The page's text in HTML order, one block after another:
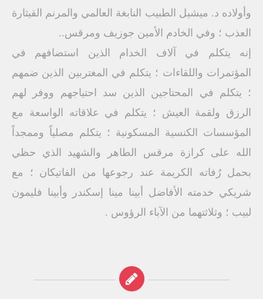
وأولاده د. ميشيل الطبيب النابغة العالمي والمرنم القيثارة
العذب ؛ وفي الخادم الأمين جوزيف ومرقس..
إنه يتكلم في آلاف الخدام الذين استضافهم في
المؤتمرات واللقاءات ؛ يتكلم في المغتربين الذين ضمهم
؛ يتكلم في المحتاجين الذين سد احتياجهم ووفر لهم
الرزق ولقمة العيش ؛ يتكلم في علاقاته الواسعة مع
المؤسسات الكنسية المسكونية ؛ يتكلم مصلياً وممجداً
الله على كرازة مرقس الطاهر والشهيد الذي حظي
بحمل رُفاته الكريمة عند رجوعها من الفاتيكان ؛ مع
شريكي خدمته الأفاضل أبينا مينا إسكندر وأبينا فليمون
لبيب ؛ وثلاثتهما من الآباء الرؤوس .